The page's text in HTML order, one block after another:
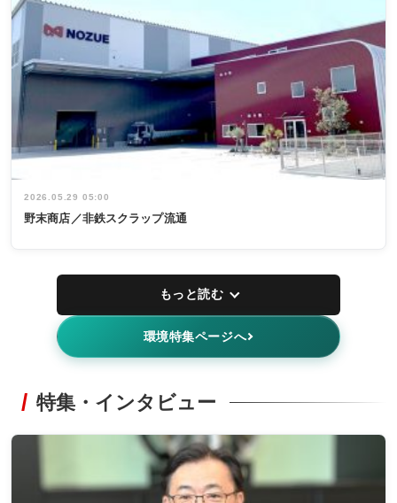
2026.05.29 05:00
野末商店／非鉄スクラップ流通
もっと読む
環境特集ページへ
特集・インタビュー